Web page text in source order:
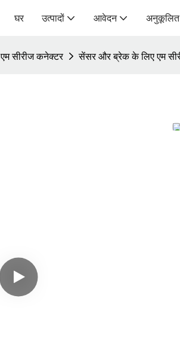
घर उत्पादों आवेदन अनुकूलित
एम सीरीज कनेक्टर सेंसर और ब्रेक के लिए एम